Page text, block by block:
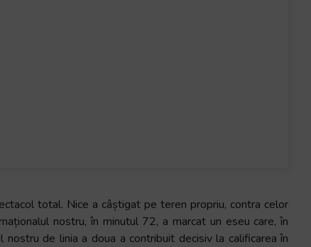
total. Nice a câștigat pe teren propriu, contra celor
nostru, în minutul 72, a marcat un eseu care, în
de linia a doua a contribuit decisiv la calificarea în